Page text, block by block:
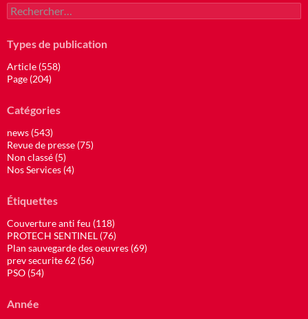
Rechercher :
Types de publication
Article (558)
Page (204)
Catégories
news (543)
Revue de presse (75)
Non classé (5)
Nos Services (4)
Étiquettes
Couverture anti feu (118)
PROTECH SENTINEL (76)
Plan sauvegarde des oeuvres (69)
prev securite 62 (56)
PSO (54)
Année